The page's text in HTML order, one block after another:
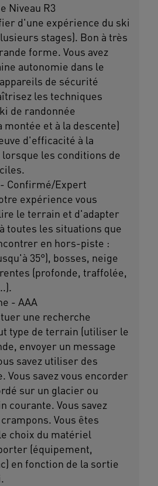
Niveau R3
d'une expérience du ski
stages). Bon à très
forme. Vous avez
autonomie dans le
de sécurité
les techniques
de randonnée
montée et à la descente)
d'efficacité à la
les conditions de
Confirmé/Expert
expérience vous
le terrain et d'adapter
toutes les situations que
en hors-piste :
35°), bosses, neige
(profonde, traffolée,
- AAA
une recherche
type de terrain (utiliser le
envoyer un message
savez utiliser des
Vous savez vous encorder
sur un glacier ou
courante. Vous savez
Vous êtes
choix du matériel
(équipement,
en fonction de la sortie